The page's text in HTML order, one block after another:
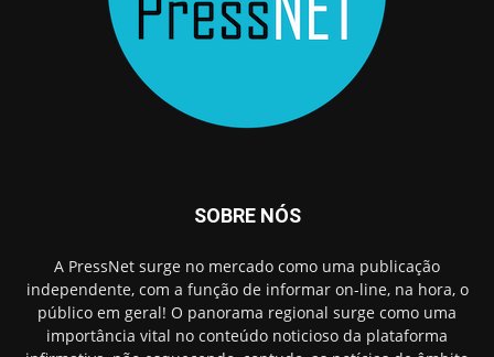
SOBRE NÓS
A PressNet surge no mercado como uma publicação
independente, com a função de informar on-line, na hora, o
público em geral! O panorama regional surge como uma
importância vital no conteúdo noticioso da plataforma